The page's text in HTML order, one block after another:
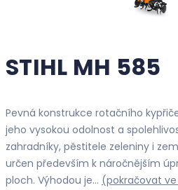
STIHL MH 585
Pevná konstrukce rotačního kypřiče
jeho vysokou odolnost a
zahradníky, pěstitele zeleniny i
určen především k náročnějším
ploch. Výhodou je… (pokračovat